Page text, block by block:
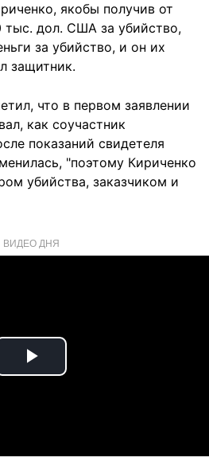
якобы получив от
тыс. дол. США за убийство,
за убийство, и он их
защитник.
что в первом заявлении
как соучастник
показаний свидетеля
"поэтому Кириченко
убийства, заказчиком и
ВИДЕО ДНЯ
Play